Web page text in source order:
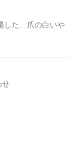
した、爪の白いや
せ